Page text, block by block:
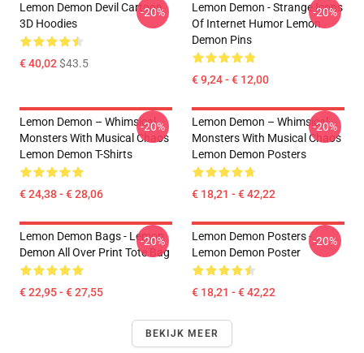
Lemon Demon Devil Cartoon
3D Hoodies
€ 40,02$43.5
-20%
Lemon Demon - Strange Icons
Of Internet Humor Lemon
Demon Pins
€ 9,24 - € 12,00
-20%
Lemon Demon – Whimsical
Monsters With Musical Chaos
Lemon Demon T-Shirts
€ 24,38 - € 28,06
-20%
Lemon Demon – Whimsical
Monsters With Musical Chaos
Lemon Demon Posters
€ 18,21 - € 42,22
-20%
Lemon Demon Bags - Lemon
Demon All Over Print Tote Bag
€ 22,95 - € 27,55
-20%
Lemon Demon Posters -
Lemon Demon Poster
€ 18,21 - € 42,22
-20%
BEKIJK MEER